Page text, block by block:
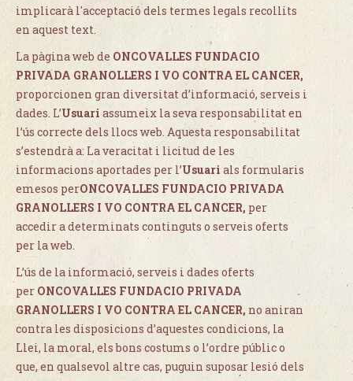
implicarà l'acceptació dels termes legals recollits
en aquest text.
La pàgina web de ONCOVALLES FUNDACIO
PRIVADA GRANOLLERS I VO CONTRA EL CANCER,
proporcionen gran diversitat d’informació, serveis i
dades. L’Usuariassumeix la seva responsabilitat en
l’ús correcte dels llocs web. Aquesta responsabilitat
s’estendrà a: La veracitat i licitud de les
informacions aportades per l’Usuari als formularis
emesos perONCOVALLES FUNDACIO PRIVADA
GRANOLLERS I VO CONTRA EL CANCER, per
accedir a determinats continguts o serveis oferts
per la web.
L’ús de la informació, serveis i dades oferts
per ONCOVALLES FUNDACIO PRIVADA
GRANOLLERS I VO CONTRA EL CANCER, no aniran
contra les disposicions d’aquestes condicions, la
Llei, la moral, els bons costums o l’ordre públic o
que, en qualsevol altre cas, puguin suposar lesió dels